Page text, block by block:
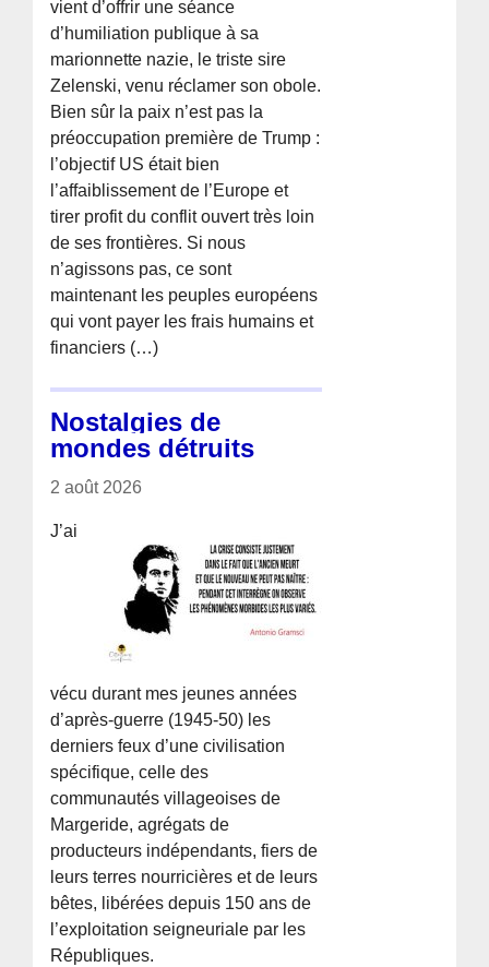
vient d’offrir une séance
d’humiliation publique à sa
marionnette nazie, le triste sire
Zelenski, venu réclamer son obole.
Bien sûr la paix n’est pas la
préoccupation première de Trump :
l’objectif US était bien
l’affaiblissement de l’Europe et
tirer profit du conflit ouvert très loin
de ses frontières. Si nous
n’agissons pas, ce sont
maintenant les peuples européens
qui vont payer les frais humains et
financiers (…)
Nostalgies de
mondes détruits
2 août 2026
J’ai
vécu durant mes jeunes années
d’après-guerre (1945-50) les
derniers feux d’une civilisation
spécifique, celle des
communautés villageoises de
Margeride, agrégats de
producteurs indépendants, fiers de
leurs terres nourricières et de leurs
bêtes, libérées depuis 150 ans de
l’exploitation seigneuriale par les
Républiques.